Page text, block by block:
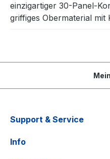
einzigartiger 30-Panel-
griffiges Obermaterial mit
Support & Service
Info